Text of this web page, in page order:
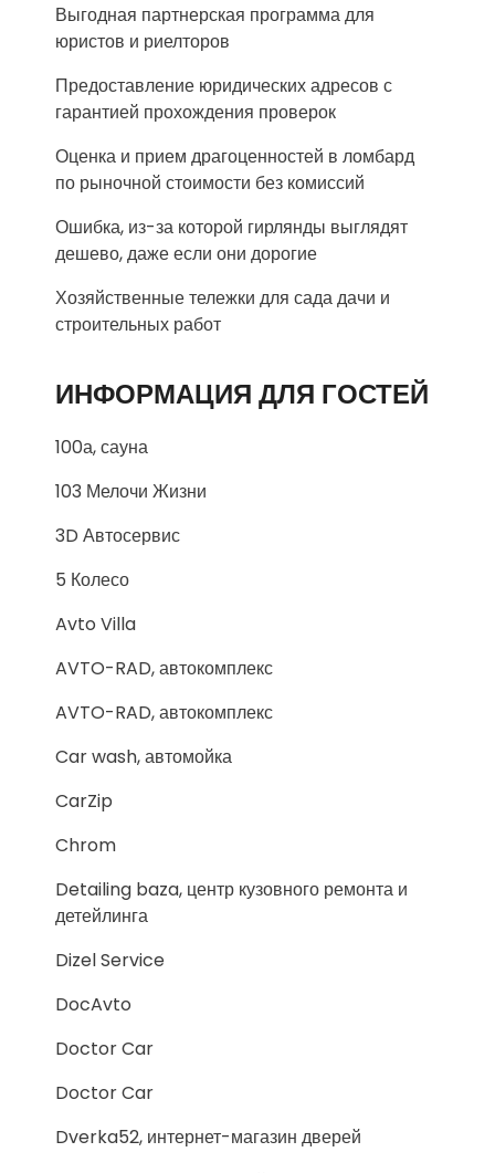
Выгодная партнерская программа для
юристов и риелторов
Предоставление юридических адресов с
гарантией прохождения проверок
Оценка и прием драгоценностей в ломбард
по рыночной стоимости без комиссий
Ошибка, из-за которой гирлянды выглядят
дешево, даже если они дорогие
Хозяйственные тележки для сада дачи и
строительных работ
ИНФОРМАЦИЯ ДЛЯ ГОСТЕЙ
100а, сауна
103 Мелочи Жизни
3D Автосервис
5 Колесо
Avto Villa
AVTO-RAD, автокомплекс
AVTO-RAD, автокомплекс
Car wash, автомойка
CarZip
Chrom
Detailing baza, центр кузовного ремонта и
детейлинга
Dizel Service
DocAvto
Doctor Car
Doctor Car
Dverka52, интернет-магазин дверей